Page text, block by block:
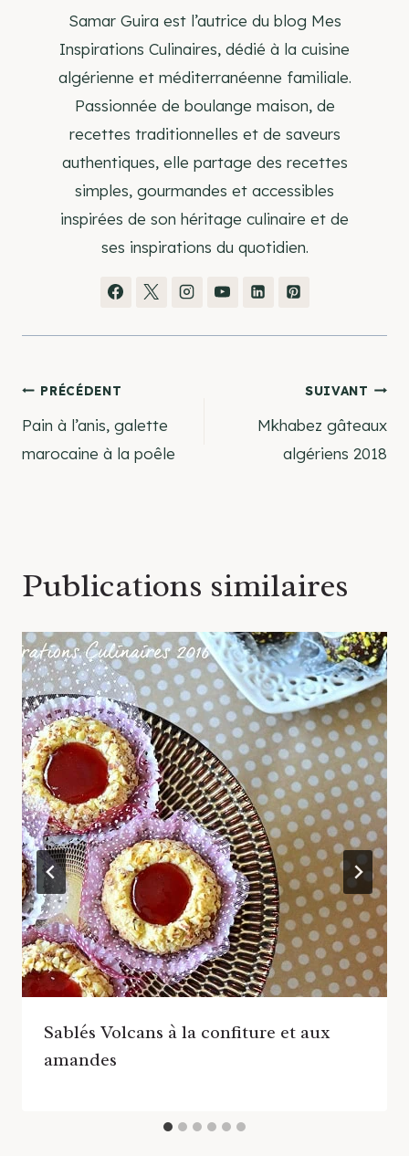
Samar Guira est l’autrice du blog Mes
Inspirations Culinaires, dédié à la cuisine
algérienne et méditerranéenne familiale.
Passionnée de boulange maison, de
recettes traditionnelles et de saveurs
authentiques, elle partage des recettes
simples, gourmandes et accessibles
inspirées de son héritage culinaire et de
ses inspirations du quotidien.
Navigation
de
PRÉCÉDENT
Pain à l’anis, galette
marocaine à la poêle
SUIVANT
Mkhabez gâteaux
algériens 2018
Publications similaires
Sablés Volcans à la confiture et aux
amandes